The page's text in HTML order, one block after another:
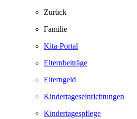
Zurück
Familie
Kita-Portal
Elternbeiträge
Elterngeld
Kindertageseinrichtungen
Kindertagespflege